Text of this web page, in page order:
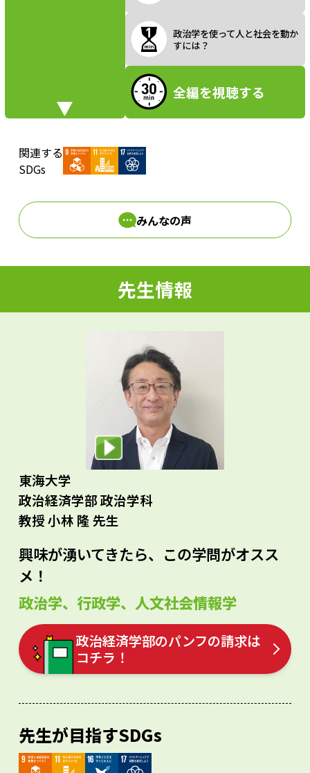
V
i
e
o
政治学を使って人と社会を動か
すには？
全編を視聴する
関連する
SDGs
みんなの声
先生情報
東海大学
政治経済学部 政治学科
教授 小林 隆 先生
興味が湧いてきたら、この学問がオスス
メ！
政治学、行政学、人文社会情報学
政治経済学部のパンフの請求は
コチラ！
先生が目指すSDGs